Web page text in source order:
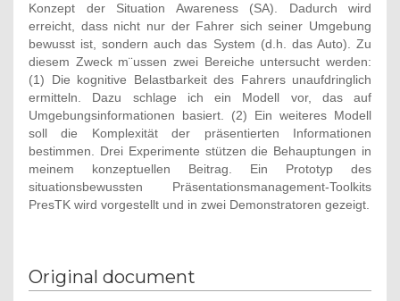
Konzept der Situation Awareness (SA). Dadurch wird
erreicht, dass nicht nur der Fahrer sich seiner Umgebung
bewusst ist, sondern auch das System (d.h. das Auto). Zu
diesem Zweck m¨ussen zwei Bereiche untersucht werden:
(1) Die kognitive Belastbarkeit des Fahrers unaufdringlich
ermitteln. Dazu schlage ich ein Modell vor, das auf
Umgebungsinformationen basiert. (2) Ein weiteres Modell
soll die Komplexität der präsentierten Informationen
bestimmen. Drei Experimente stützen die Behauptungen in
meinem konzeptuellen Beitrag. Ein Prototyp des
situationsbewussten Präsentationsmanagement-Toolkits
PresTK wird vorgestellt und in zwei Demonstratoren gezeigt.
Original document